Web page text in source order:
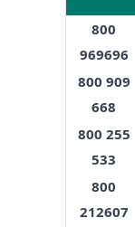
800
969696
800 909
668
800 255
533
800
212607